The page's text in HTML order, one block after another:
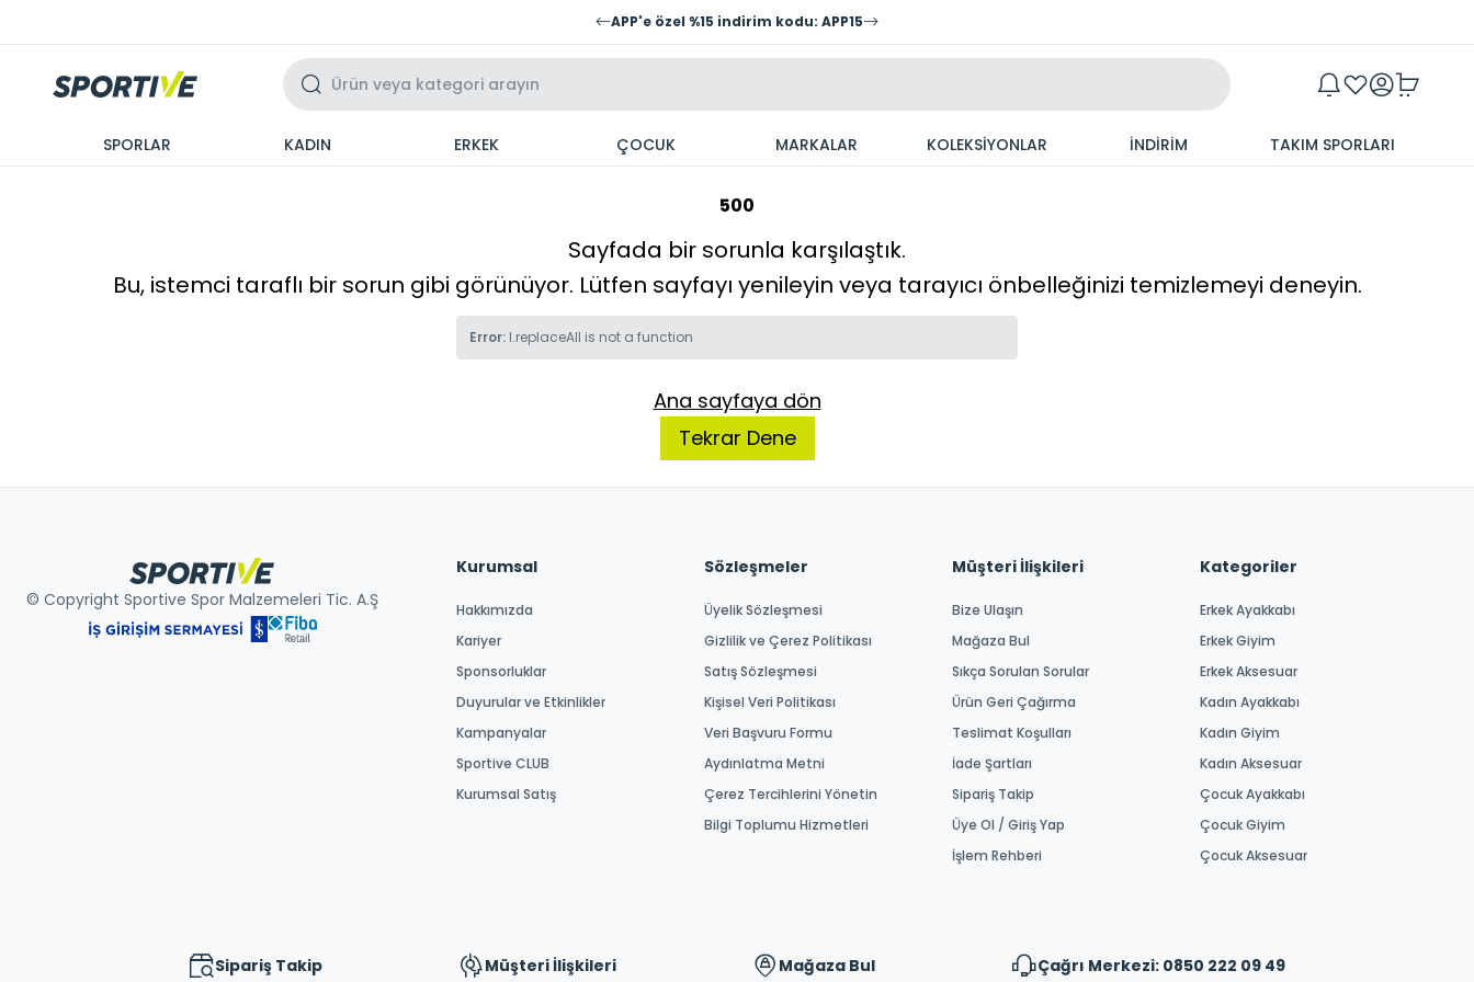
APP'e özel %15 indirim kodu: APP15
SPORLAR KADIN ERKEK ÇOCUK MARKALAR KOLEKSİYONLAR İNDİRİM TAKIM SPORLARI
500
Sayfada bir sorunla karşılaştık.
Bu, istemci taraflı bir sorun gibi görünüyor. Lütfen sayfayı yenileyin veya tarayıcı önbelleğinizi temizlemeyi deneyin.
Error: l.replaceAll is not a function
Ana sayfaya dön
Tekrar Dene
© Copyright Sportive Spor Malzemeleri Tic. A.Ş
Kurumsal
Hakkımızda
Kariyer
Sponsorluklar
Duyurular ve Etkinlikler
Kampanyalar
Sportive CLUB
Kurumsal Satış
Sözleşmeler
Üyelik Sözleşmesi
Gizlilik ve Çerez Politikası
Satış Sözleşmesi
Kişisel Veri Politikası
Veri Başvuru Formu
Aydınlatma Metni
Çerez Tercihlerini Yönetin
Bilgi Toplumu Hizmetleri
Müşteri İlişkileri
Bize Ulaşın
Mağaza Bul
Sıkça Sorulan Sorular
Ürün Geri Çağırma
Teslimat Koşulları
İade Şartları
Sipariş Takip
Üye Ol / Giriş Yap
İşlem Rehberi
Kategoriler
Erkek Ayakkabı
Erkek Giyim
Erkek Aksesuar
Kadın Ayakkabı
Kadın Giyim
Kadın Aksesuar
Çocuk Ayakkabı
Çocuk Giyim
Çocuk Aksesuar
Sipariş Takip Müşteri İlişkileri Mağaza Bul Çağrı Merkezi: 0850 222 09 49